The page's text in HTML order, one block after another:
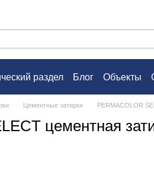
раздел Блог Объекты
Цементные затирки PERMACOLOR
цементная